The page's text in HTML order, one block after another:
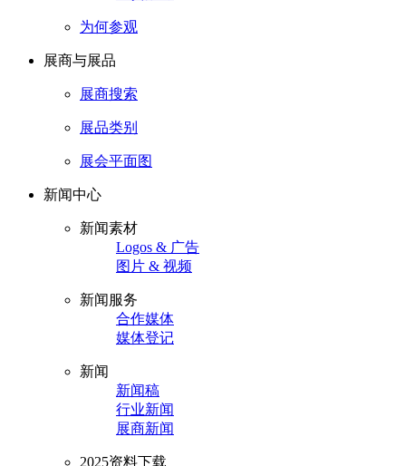
为何参观
展商与展品
展商搜索
展品类别
展会平面图
新闻中心
新闻素材
Logos & 广告
图片 & 视频
新闻服务
合作媒体
媒体登记
新闻
新闻稿
行业新闻
展商新闻
2025资料下载